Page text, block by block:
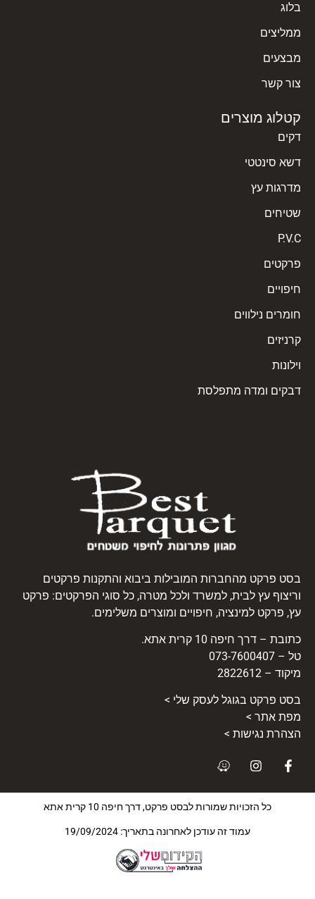
בלוג
ממליצים
מבצעים
צור קשר
קטלוג מוצרים
דקים
דשא סינטטי
מדרגות עץ
שטיחים
P.V.C
פרקטים
חיפויים
חומרים נילווים
קרניזים
וילונות
דבקים ומדה מתפלסת
בסט פרקט מהחברות המובילות ביבוא והתקנות פרקטים
וריצוף עץ לבית, למשרד ולכל מטרה, כל סוגי הפרקטים: פרקט
עץ, פרקט למינציה, חיפויים ומוצרים משלימים.
כתובת – דרך חיפה 10 קרית אתא.
טל – 073-7600407
מיקוד – 2822612
בסט פרקט בגוגל לעסק שלי >
מפת אתר >
הצהרת נגישות >
כל הזכויות שמורות לבסט פרקט, דרך חיפה 10 קרית אתא
עמוד זה עודכן לאחרונה בתאריך: 19/09/2024